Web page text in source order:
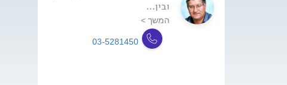
ובין...
המשך >
03-5281450